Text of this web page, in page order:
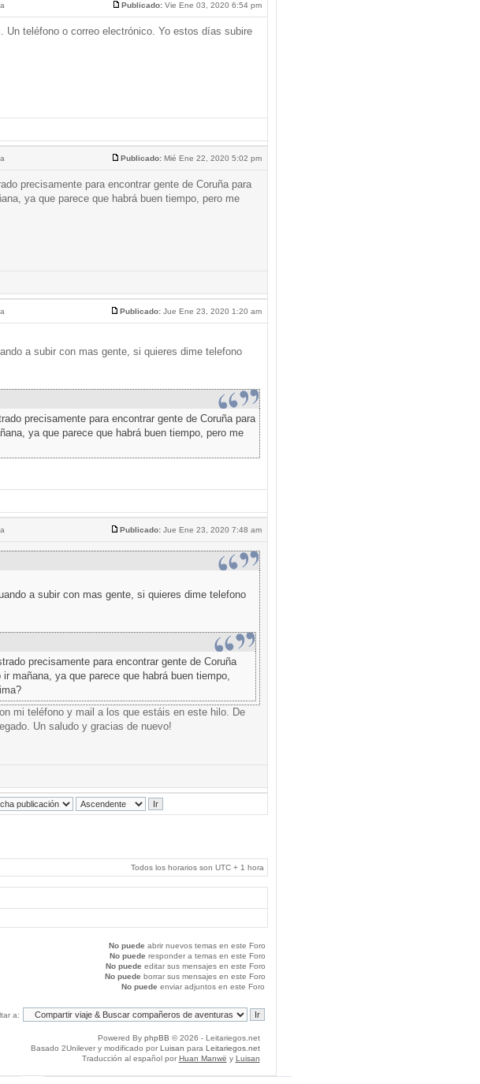
Publicado:Vie Ene 03, 2020 6:54 pm
teléfono o correo electrónico. Yo estos días subire
Publicado:Mié Ene 22, 2020 5:02 pm
precisamente para encontrar gente de Coruña para
ya que parece que habrá buen tiempo, pero me
Publicado:Jue Ene 23, 2020 1:20 am
a subir con mas gente, si quieres dime telefono
precisamente para encontrar gente de Coruña para
ya que parece que habrá buen tiempo, pero me
Publicado:Jue Ene 23, 2020 7:48 am
a subir con mas gente, si quieres dime telefono
precisamente para encontrar gente de Coruña
mañana, ya que parece que habrá buen tiempo,
mi teléfono y mail a los que estáis en este hilo. De
Un saludo y gracias de nuevo!
Todos los horarios son UTC + 1 hora
No puede abrir nuevos temas en este Foro
No puede responder a temas en este Foro
No puede editar sus mensajes en este Foro
No puede borrar sus mensajes en este Foro
No puede enviar adjuntos en este Foro
a:
Powered By phpBB © 2026 - Leitariegos.net
Basado 2Unilever y modificado por Luisan para Leitariegos.net
Traducción al español por Huan Manwë y Luisan